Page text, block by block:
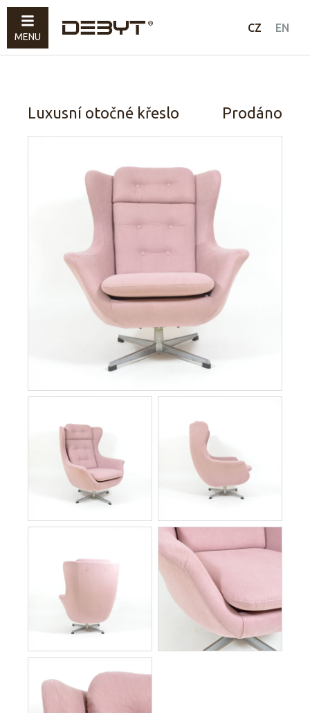
CZ EN
Nábytek
Svítidla
Prodáno
Jak nakupovat
Luxusní otočné křeslo Prodáno
MENU